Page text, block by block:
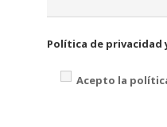
Política de privacidad
Acepto la